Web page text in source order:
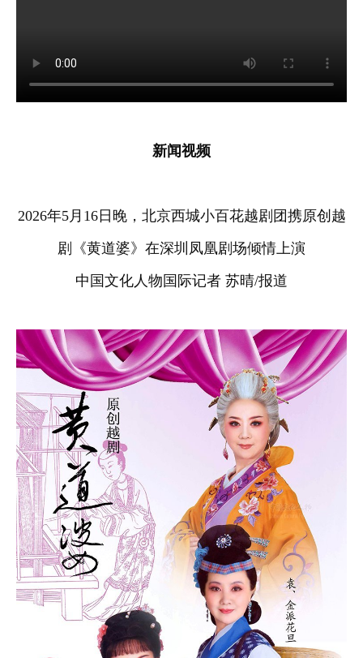
新闻视频
2026年5月16日晚，北京西城小百花越剧团携原创越
剧《黄道婆》在深圳凤凰剧场倾情上演
中国文化人物国际记者 苏晴/报道